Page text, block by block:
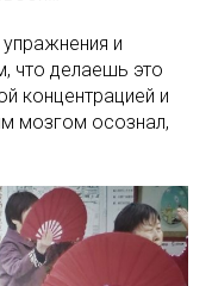
и
что делаешь это
концентрацией и
мозгом осознал,